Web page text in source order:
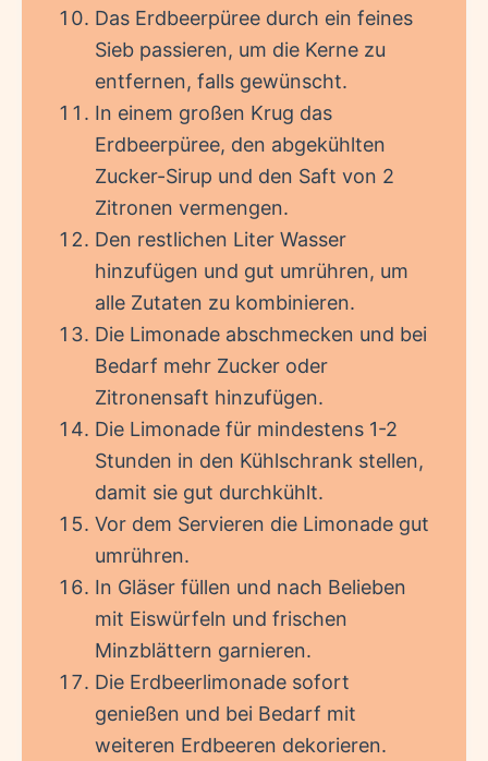
Das Erdbeerpüree durch ein feines
Sieb passieren, um die Kerne zu
entfernen, falls gewünscht.
In einem großen Krug das
Erdbeerpüree, den abgekühlten
Zucker-Sirup und den Saft von 2
Zitronen vermengen.
Den restlichen Liter Wasser
hinzufügen und gut umrühren, um
alle Zutaten zu kombinieren.
Die Limonade abschmecken und bei
Bedarf mehr Zucker oder
Zitronensaft hinzufügen.
Die Limonade für mindestens 1-2
Stunden in den Kühlschrank stellen,
damit sie gut durchkühlt.
Vor dem Servieren die Limonade gut
umrühren.
In Gläser füllen und nach Belieben
mit Eiswürfeln und frischen
Minzblättern garnieren.
Die Erdbeerlimonade sofort
genießen und bei Bedarf mit
weiteren Erdbeeren dekorieren.